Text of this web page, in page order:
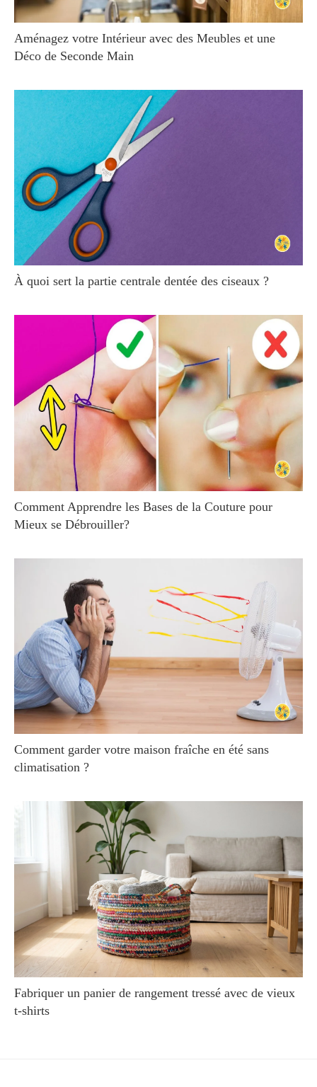
Aménagez votre Intérieur avec des Meubles et une
Déco de Seconde Main
À quoi sert la partie centrale dentée des ciseaux ?
Comment Apprendre les Bases de la Couture pour
Mieux se Débrouiller?
Comment garder votre maison fraîche en été sans
climatisation ?
Fabriquer un panier de rangement tressé avec de vieux
t-shirts